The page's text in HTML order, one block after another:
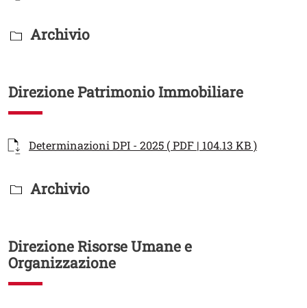
Titolo Documenti in cartella
Archivio
Direzione Patrimonio Immobiliare
Documenti
Documento
Determinazioni DPI - 2025 ( PDF | 104.13 KB )Apri il
Titolo Documenti in cartella
Archivio
Direzione Risorse Umane e
Organizzazione